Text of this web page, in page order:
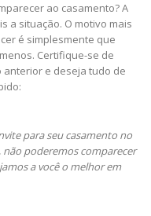
ao casamento? A
a situação. O motivo mais
é simplesmente que
Certifique-se de
anterior e deseja tudo de
para seu casamento no
não poderemos comparecer
a você o melhor em